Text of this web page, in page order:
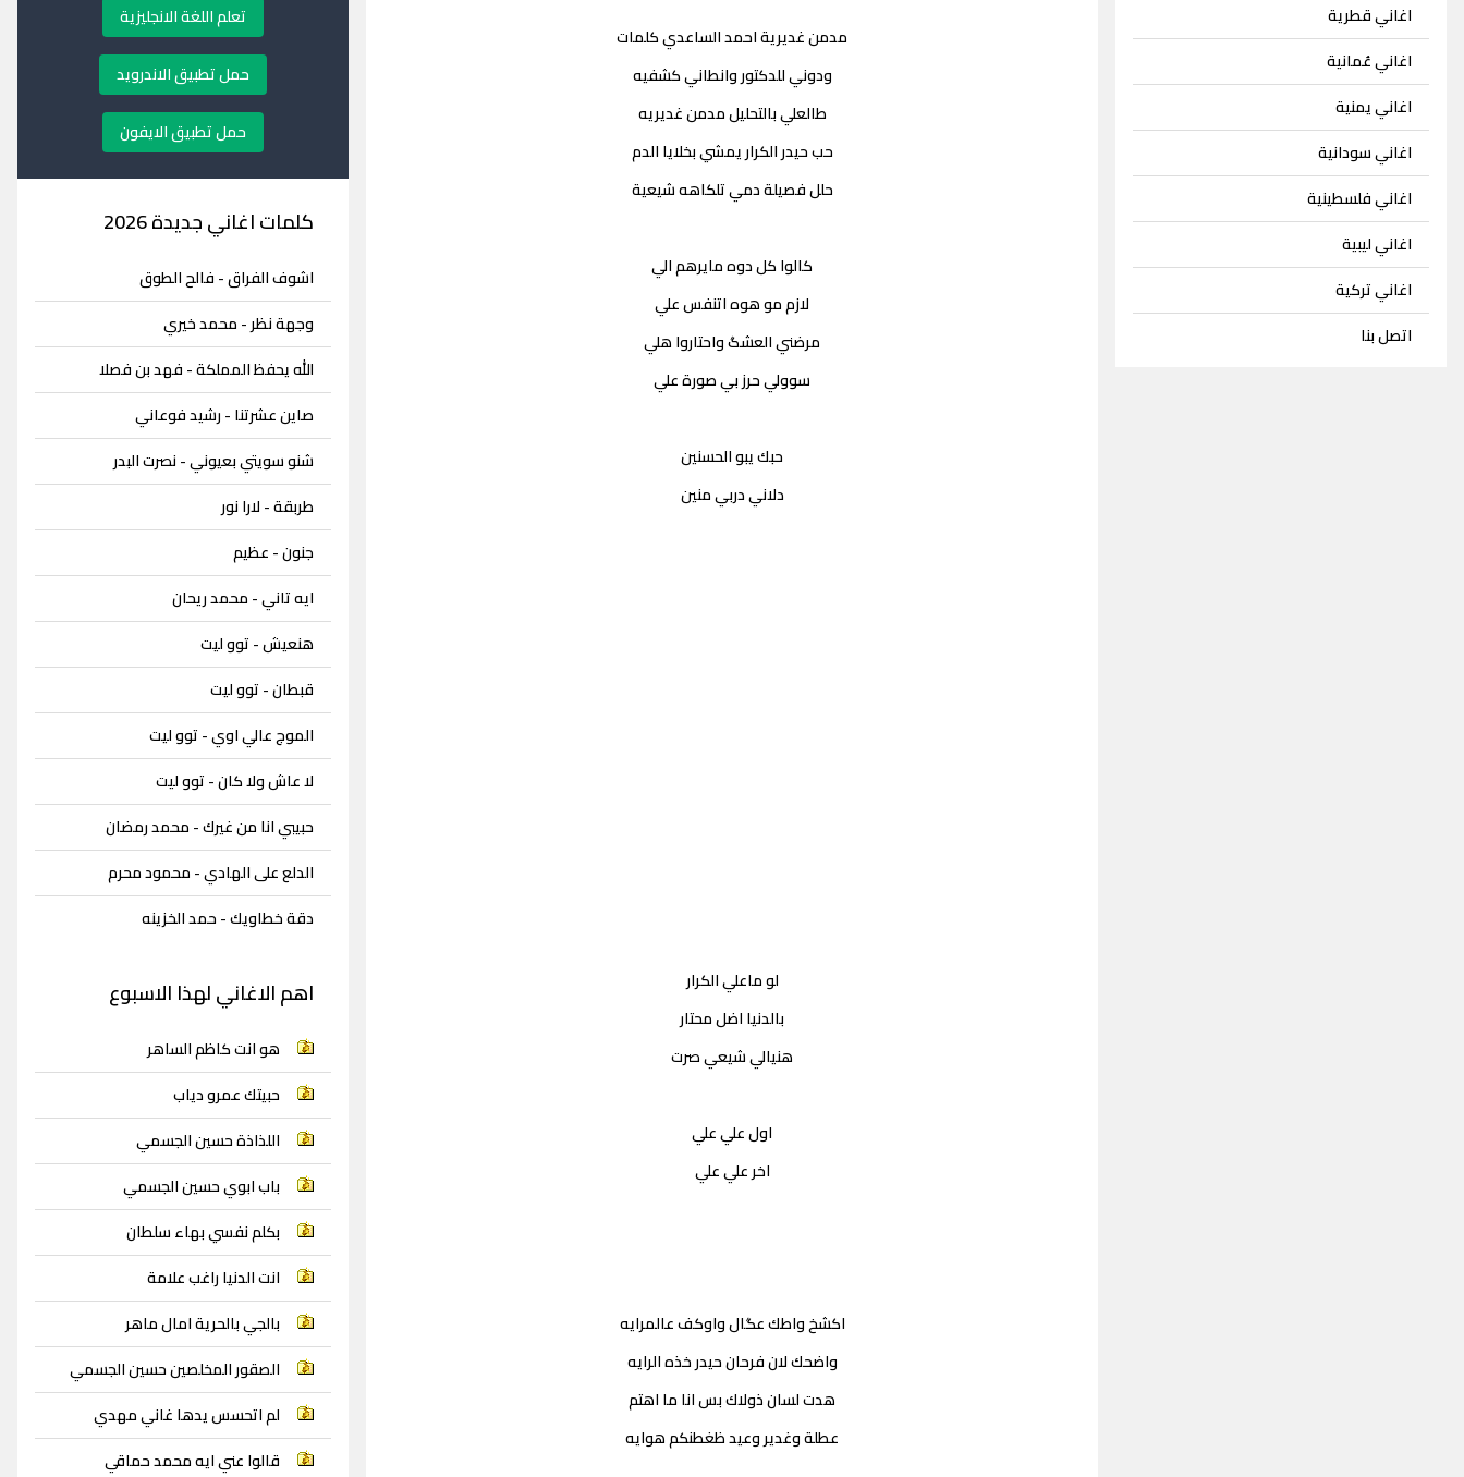
اغاني قطرية
اغاني عُمانية
اغاني يمنية
اغاني سودانية
اغاني فلسطينية
اغاني ليبية
اغاني تركية
اتصل بنا
مدمن غديرية احمد الساعدي كلمات
ودوني للدكتور وانطاني كشفيه
طالعلي بالتحليل مدمن غديريه
حب حيدر الكرار يمشي بخلايا الدم
حلل فصيلة دمي تلكاهه شيعية
كالوا كل دوه مايرهم الي
لازم مو هوه اتنفس علي
مرضني العشگ واحتاروا هلي
سوولي حرز بي صورة علي
حبك يبو الحسنين
دلاني دربي منين
لو ماعلي الكرار
بالدنيا اضل محتار
هنيالي شيعي صرت
اول علي علي
اخر علي علي
اكشخ واطك عگال واوكف عالمرايه
واضحك لان فرحان حيدر خذه الرايه
هدت لسان ذولاك بس انا ما اهتم
عطلة وغدير وعيد ظغطنكم هوايه
تعلم اللغة الانجليزية
حمل تطبيق الاندرويد
حمل تطبيق الايفون
كلمات اغاني جديدة 2026
اشوف الفراق - فالح الطوق
وجهة نظر - محمد خيري
الله يحفظ المملكة - فهد بن فصلا
صاين عشرتنا - رشيد فوعاني
شنو سويتي بعيوني - نصرت البدر
طربقة - لارا نور
جنون - عظيم
ايه تاني - محمد ريحان
هنعيش - توو ليت
قبطان - توو ليت
الموج عالي اوي - توو ليت
لا عاش ولا كان - توو ليت
حبيبي انا من غيرك - محمد رمضان
الدلع على الهادي - محمود محرم
دقة خطاويك - حمد الخزينه
اهم الاغاني لهذا الاسبوع
هو انت كاظم الساهر
حبيتك عمرو دياب
اللذاذة حسين الجسمي
باب ابوي حسين الجسمي
بكلم نفسي بهاء سلطان
انت الدنيا راغب علامة
بالجي بالحرية امال ماهر
الصقور المخلصين حسين الجسمي
لم اتحسس يدها غاني مهدي
قالوا عني ايه محمد حماقي